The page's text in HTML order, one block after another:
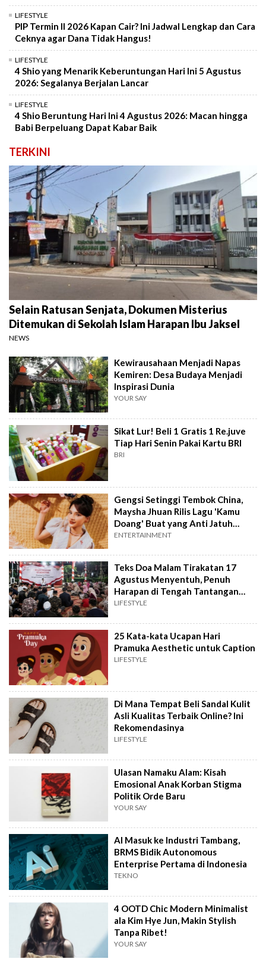
LIFESTYLE
PIP Termin II 2026 Kapan Cair? Ini Jadwal Lengkap dan Cara
Ceknya agar Dana Tidak Hangus!
LIFESTYLE
4 Shio yang Menarik Keberuntungan Hari Ini 5 Agustus
2026: Segalanya Berjalan Lancar
LIFESTYLE
4 Shio Beruntung Hari Ini 4 Agustus 2026: Macan hingga
Babi Berpeluang Dapat Kabar Baik
TERKINI
Selain Ratusan Senjata, Dokumen Misterius
Ditemukan di Sekolah Islam Harapan Ibu Jaksel
NEWS
Kewirausahaan Menjadi Napas
Kemiren: Desa Budaya Menjadi
Inspirasi Dunia
YOUR SAY
Sikat Lur! Beli 1 Gratis 1 Re.juve
Tiap Hari Senin Pakai Kartu BRI
BRI
Gengsi Setinggi Tembok China,
Maysha Jhuan Rilis Lagu 'Kamu
Doang' Buat yang Anti Jatuh
Cinta
ENTERTAINMENT
Teks Doa Malam Tirakatan 17
Agustus Menyentuh, Penuh
Harapan di Tengah Tantangan
Bangsa
LIFESTYLE
25 Kata-kata Ucapan Hari
Pramuka Aesthetic untuk Caption
LIFESTYLE
Di Mana Tempat Beli Sandal Kulit
Asli Kualitas Terbaik Online? Ini
Rekomendasinya
LIFESTYLE
Ulasan Namaku Alam: Kisah
Emosional Anak Korban Stigma
Politik Orde Baru
YOUR SAY
AI Masuk ke Industri Tambang,
BRMS Bidik Autonomous
Enterprise Pertama di Indonesia
TEKNO
4 OOTD Chic Modern Minimalist
ala Kim Hye Jun, Makin Stylish
Tanpa Ribet!
YOUR SAY